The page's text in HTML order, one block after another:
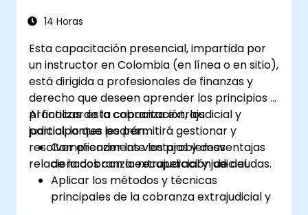
14 Horas
Esta capacitación presencial, impartida por
un instructor en Colombia (en línea o en sitio),
está dirigida a profesionales de finanzas y
derecho que deseen aprender los principios y
prácticas de la cobranza extrajudicial y
judicial, lo que les permitirá gestionar y
resolver eficazmente los problemas
relacionados con la recuperación de deudas.
Al finalizar esta capacitación, los
participantes podrán:
Comprender las ventajas y desventajas
de la cobranza extrajudicial y judicial.
Aplicar los métodos y técnicas
principales de la cobranza extrajudicial y